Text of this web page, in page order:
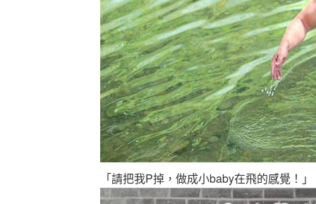
「請把我P掉，做成小baby在飛的感覺！」